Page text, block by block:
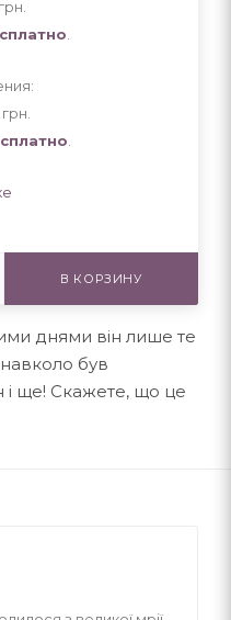
грн
грн
В КОРЗИНУ
днями він лише те
навколо був
і ще! Скажете, що це